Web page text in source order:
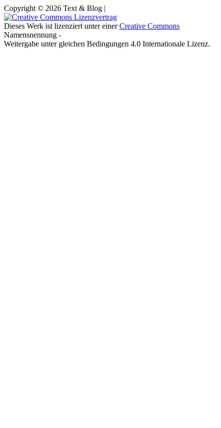
Copyright © 2026 Text & Blog |
Dieses Werk ist lizenziert unter einerCreative Commons
Namensnennung -
Weitergabe unter gleichen Bedingungen 4.0 Internationale Lizenz.